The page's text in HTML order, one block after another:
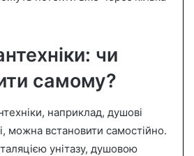
чи
самому?
наприклад, душові
можна встановити самостійно.
унітазу, душовою